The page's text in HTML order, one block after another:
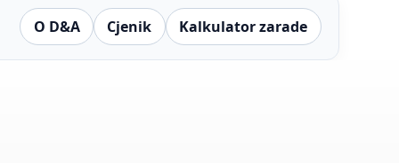
O D&A Cjenik Kalkulator zarade